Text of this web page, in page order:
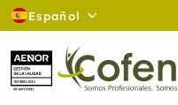
Español